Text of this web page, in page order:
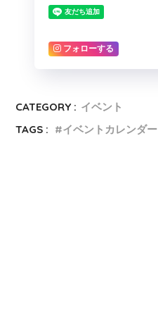
フォローする
CATEGORY : イベント
TAGS :
イベントカレンダー